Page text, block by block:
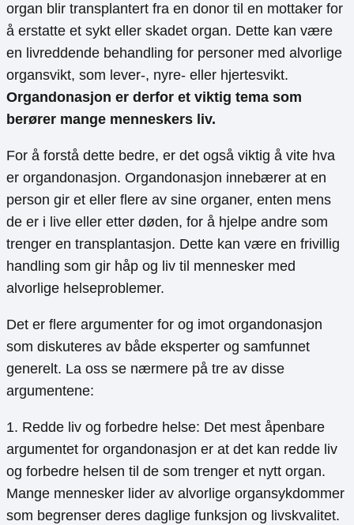
organ blir transplantert fra en donor til en mottaker for
å erstatte et sykt eller skadet organ. Dette kan være
en livreddende behandling for personer med alvorlige
organsvikt, som lever-, nyre- eller hjertesvikt.
Organdonasjon er derfor et viktig tema som
berører mange menneskers liv.
For å forstå dette bedre, er det også viktig å vite hva
er organdonasjon. Organdonasjon innebærer at en
person gir et eller flere av sine organer, enten mens
de er i live eller etter døden, for å hjelpe andre som
trenger en transplantasjon. Dette kan være en frivillig
handling som gir håp og liv til mennesker med
alvorlige helseproblemer.
Det er flere argumenter for og imot organdonasjon
som diskuteres av både eksperter og samfunnet
generelt. La oss se nærmere på tre av disse
argumentene:
1. Redde liv og forbedre helse: Det mest åpenbare
argumentet for organdonasjon er at det kan redde liv
og forbedre helsen til de som trenger et nytt organ.
Mange mennesker lider av alvorlige organsykdommer
som begrenser deres daglige funksjon og livskvalitet.